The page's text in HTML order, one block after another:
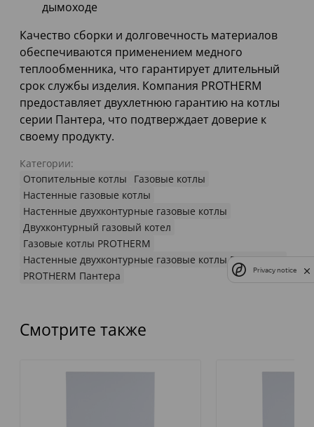
дымоходе
Качество сборки и долговечность материалов
обеспечиваются применением медного
теплообменника, что гарантирует длительный
срок службы изделия. Компания PROTHERM
предоставляет двухлетнюю гарантию на котлы
серии Пантера, что подтверждает доверие к
своему продукту.
Категории:
Отопительные котлы
Газовые котлы
Настенные газовые котлы
Настенные двухконтурные газовые котлы
Двухконтурный газовый котел
Газовые котлы PROTHERM
Настенные двухконтурные газовые котлы PROTHERM
PROTHERM Пантера
Смотрите также
Privacy notice